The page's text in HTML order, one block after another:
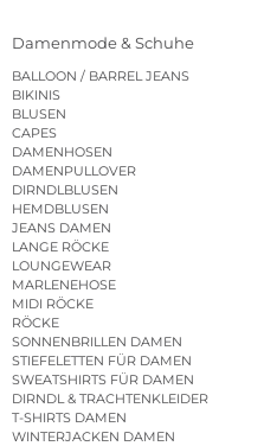
Damenmode & Schuhe
BALLOON / BARREL JEANS
BIKINIS
BLUSEN
CAPES
DAMENHOSEN
DAMENPULLOVER
DIRNDLBLUSEN
HEMDBLUSEN
JEANS DAMEN
LANGE RÖCKE
LOUNGEWEAR
MARLENEHOSE
MIDI RÖCKE
RÖCKE
SONNENBRILLEN DAMEN
STIEFELETTEN FÜR DAMEN
SWEATSHIRTS FÜR DAMEN
DIRNDL & TRACHTENKLEIDER
T-SHIRTS DAMEN
WINTERJACKEN DAMEN